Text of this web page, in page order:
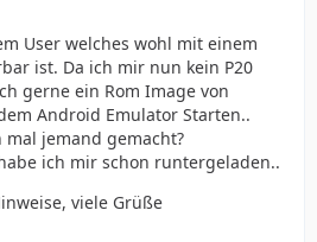
User welches wohl mit einem
ist. Da ich mir nun kein P20
gerne ein Rom Image von
Android Emulator Starten..
mal jemand gemacht?
ich mir schon runtergeladen..
viele Grüße